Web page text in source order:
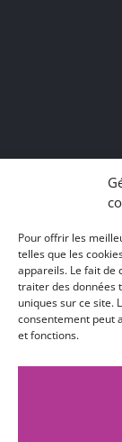
Pour offrir les
telles que les
appareils. Le fait de
traiter des données
uniques sur ce site.
consentement peut
et fonctions.
Toutes